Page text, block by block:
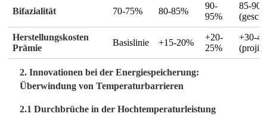
Bifazialität 70-75% 80-85%
90-
95%
85-
Herstellungskosten
Prämie
Basislinie +15-20%
+20-
25%
+30-
2. Innovationen bei der Energiespeicherung:
Überwindung von Temperaturbarrieren
2.1 Durchbrüche in der Hochtemperaturleistung